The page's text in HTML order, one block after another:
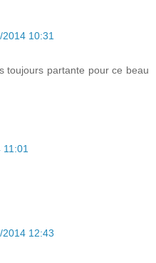
2014 10:31
toujours partante pour ce beau
2014 12:43